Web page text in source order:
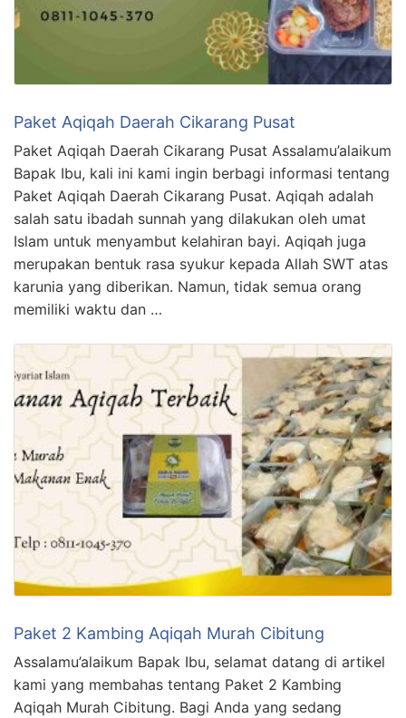
Paket Aqiqah Daerah Cikarang Pusat
Paket Aqiqah Daerah Cikarang Pusat Assalamu’alaikum
Bapak Ibu, kali ini kami ingin berbagi informasi tentang
Paket Aqiqah Daerah Cikarang Pusat. Aqiqah adalah
salah satu ibadah sunnah yang dilakukan oleh umat
Islam untuk menyambut kelahiran bayi. Aqiqah juga
merupakan bentuk rasa syukur kepada Allah SWT atas
karunia yang diberikan. Namun, tidak semua orang
memiliki waktu dan …
Paket 2 Kambing Aqiqah Murah Cibitung
Assalamu’alaikum Bapak Ibu, selamat datang di artikel
kami yang membahas tentang Paket 2 Kambing
Aqiqah Murah Cibitung. Bagi Anda yang sedang